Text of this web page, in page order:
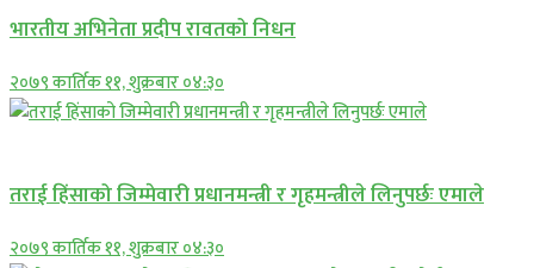
भारतीय अभिनेता प्रदीप रावतको निधन
२०७९ कार्तिक ११, शुक्रबार ०४:३०
तराई हिंसाको जिम्मेवारी प्रधानमन्त्री र गृहमन्त्रीले लिनुपर्छः एमाले
२०७९ कार्तिक ११, शुक्रबार ०४:३०